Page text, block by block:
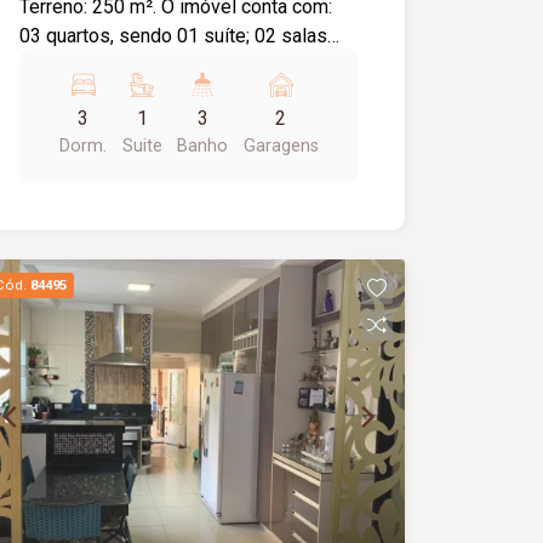
Terreno: 250 m². O imóvel conta com:
03 quartos, sendo 01 suíte; 02 salas
Área de lazer com churrasqueira; 02
vagas de garagem; Diferenciais:
Ambientes amplos e bem distribuídos;
3
Dorm.
1
Suite
3
Banho
2
Garagens
84495